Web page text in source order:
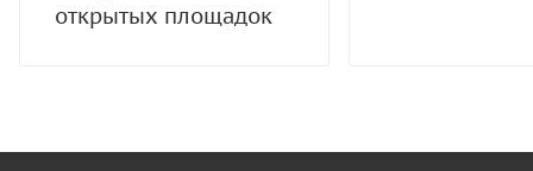
открытых площадок